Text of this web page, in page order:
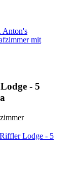
Anton's
mit
- 5
Lodge - 5